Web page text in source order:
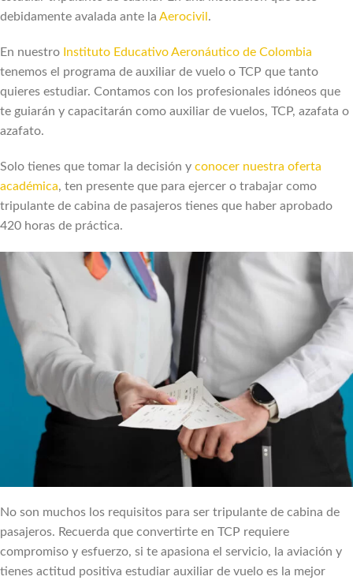
debidamente avalada ante la Aerocivil .
En nuestro Instituto Educativo Aeronáutico de Colombia
tenemos el programa de auxiliar de vuelo o TCP que tanto
quieres estudiar. Contamos con los profesionales idóneos que
te guiarán y capacitarán como auxiliar de vuelos, TCP, azafata o
azafato.
Solo tienes que tomar la decisión y conocer nuestra oferta
académica, ten presente que para ejercer o trabajar como
tripulante de cabina de pasajeros tienes que haber aprobado
420 horas de práctica.
No son muchos los requisitos para ser tripulante de cabina de
pasajeros. Recuerda que convertirte en TCP requiere
compromiso y esfuerzo, si te apasiona el servicio, la aviación y
tienes actitud positiva estudiar auxiliar de vuelo es la mejor